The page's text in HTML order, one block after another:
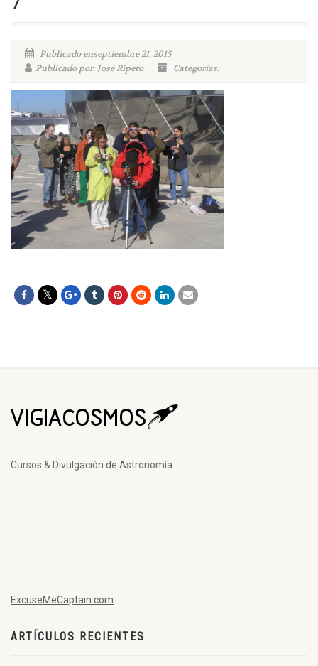
Publicado enseptiembre 21, 2015
Publicado por: José Ripero
Categorías:
Cursos & Divulgación de Astronomía
ExcuseMeCaptain.com
ARTÍCULOS RECIENTES